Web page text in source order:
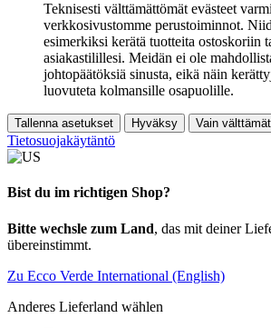
Teknisesti välttämättömät evästeet
verkkosivustomme perustoiminnot.
esimerkiksi kerätä tuotteita ostoskoriin
asiakastilillesi. Meidän ei ole
johtopäätöksiä sinusta, eikä näin
luovuteta kolmansille osapuolille.
Tallenna asetukset Hyväksy Vain
Tietosuojakäytäntö
Bist du im richtigen Shop?
Bitte wechsle zum Land, das mit deiner
übereinstimmt.
Zu Ecco Verde International (English)
Anderes Lieferland wählen